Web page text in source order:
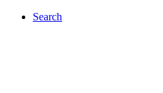
Search